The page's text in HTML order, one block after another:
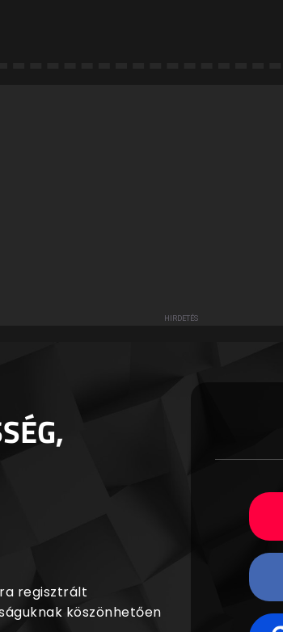
regisztrált
köszönhetően